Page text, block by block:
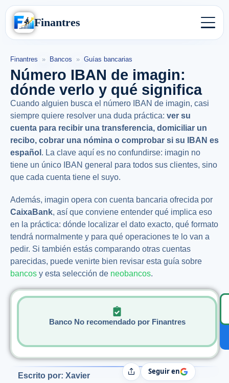
Finantres
Finantres » Bancos » Guías bancarias
Número IBAN de imagin:
dónde verlo y qué significa
Cuando alguien busca el número IBAN de imagin, casi
siempre quiere resolver una duda práctica: ver su
cuenta para recibir una transferencia, domiciliar un
recibo, cobrar una nómina o comprobar si su IBAN es
español . La clave aquí es no confundirse: imagin no
tiene un único IBAN general para todos sus clientes, sino
que cada cuenta tiene el suyo.
Además, imagin opera con cuenta bancaria ofrecida por
CaixaBank, así que conviene entender qué implica eso
en la práctica: dónde localizar el dato exacto, qué formato
tendrá normalmente y para qué operaciones te lo van a
pedir. Si también estás comparando otras cuentas
parecidas, puede venirte bien revisar esta guía sobre
bancos y esta selección de neobancos.
Banco No recomendado por Finantres
Escrito por: Xavier
CompartirSeguir en